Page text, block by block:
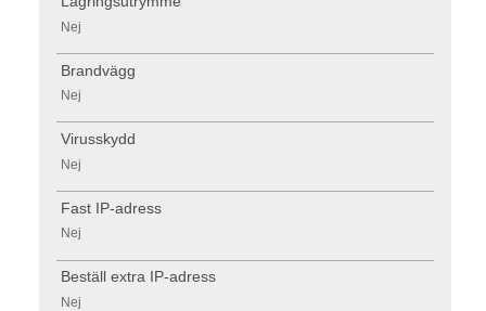
Nej
Brandvägg
Nej
Virusskydd
Nej
Fast IP-adress
Nej
Beställ extra IP-adress
Nej